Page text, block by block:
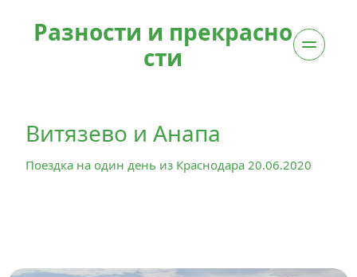
Разности и прекрасно
сти
Витязево и Анапа
Поездка на один день из Краснодара 20.06.2020